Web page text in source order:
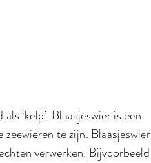
‘kelp’. Blaasjeswier is een
te zijn. Blaasjeswier
verwerken. Bijvoorbeeld